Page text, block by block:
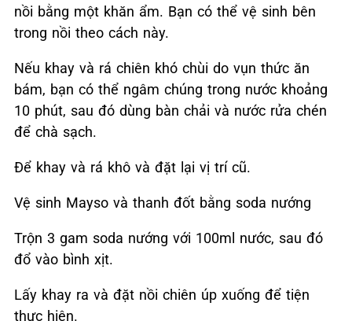
nồi bằng một khăn ẩm. Bạn có thể vệ sinh bên
trong nồi theo cách này.
Nếu khay và rá chiên khó chùi do vụn thức ăn
bám, bạn có thể ngâm chúng trong nước khoảng
10 phút, sau đó dùng bàn chải và nước rửa chén
để chà sạch.
Để khay và rá khô và đặt lại vị trí cũ.
Vệ sinh Mayso và thanh đốt bằng soda nướng
Trộn 3 gam soda nướng với 100ml nước, sau đó
đổ vào bình xịt.
Lấy khay ra và đặt nồi chiên úp xuống để tiện
thực hiện.